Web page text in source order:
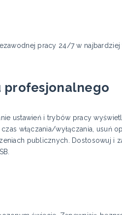
pracy 24/7 w
profesjonalnego
ustawień i trybów pracy
włączania/wyłączania, usuń
publicznych. Dostosowuj i